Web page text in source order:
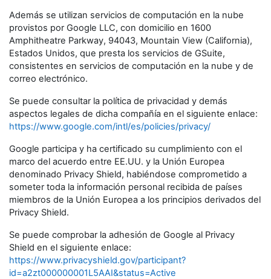
Además se utilizan servicios de computación en la nube
provistos por Google LLC, con domicilio en 1600
Amphitheatre Parkway, 94043, Mountain View (California),
Estados Unidos, que presta los servicios de GSuite,
consistentes en servicios de computación en la nube y de
correo electrónico.
Se puede consultar la política de privacidad y demás
aspectos legales de dicha compañía en el siguiente enlace:
https://www.google.com/intl/es/policies/privacy/
Google participa y ha certificado su cumplimiento con el
marco del acuerdo entre EE.UU. y la Unión Europea
denominado Privacy Shield, habiéndose comprometido a
someter toda la información personal recibida de países
miembros de la Unión Europea a los principios derivados del
Privacy Shield.
Se puede comprobar la adhesión de Google al Privacy
Shield en el siguiente enlace:
https://www.privacyshield.gov/participant?
id=a2zt000000001L5AAI&status=Active